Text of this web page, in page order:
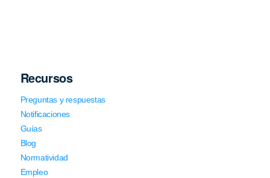
Recursos
Preguntas y respuestas
Notificaciones
Guías
Blog
Normatividad
Empleo